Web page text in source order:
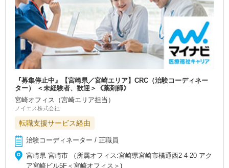
『募集停止中』【宮崎県／宮崎エリア】CRC（治験コーディネー
ター） ＜未経験者、歓迎＞《薬剤師》
宮崎オフィス（宮崎エリア担当）
ノイエス株式会社
転職支援サービス経由
治験コーディネーター / 正職員
宮崎県 宮崎市 （所属オフィス:宮崎県宮崎市橘通西2-4-20 アク
ア宮崎ビル5F＜宮崎オフィス＞)